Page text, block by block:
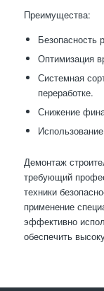
Преимущества:
Безопасность
Оптимизация
Системная
переработке.
Снижение
Демонтаж
требующий
техники
применение
эффективно
обеспечить